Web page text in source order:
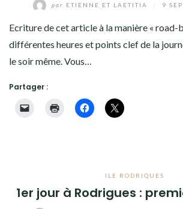
par ETIENNE ET LAETITIA 9
Ecriture de cet article à la manière « road-
différentes heures et points clef de la
le soir même. Vous…
Partager :
ILE RODRIQUES
1er jour à Rodrigues :